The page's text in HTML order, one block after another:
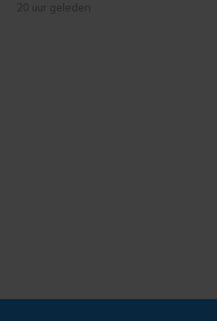
20 uur geleden